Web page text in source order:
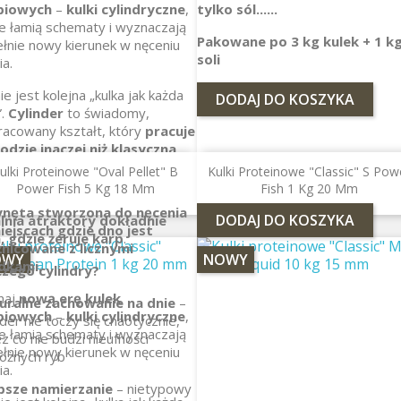
– kulki cylindryczne,
łamią schematy i wyznaczają
nowy kierunek w nęceniu
jest kolejna „kulka jak każda
Cylinder to świadomy,
kształt, który pracuje
inaczej niż klasyczna
. Dzięki większej powierzchni
z dnem wolniej się przetacza,
leży w łowisku i
atraktory dokładnie
gdzie żeruje karp.
cylindry?
zachowanie na dnie –
nie toczy się chaotycznie,
co nie budzi nieufności
ryb
namierzanie – nietypowy
tylko sól......
Pakowane po 3 kg kulek + 1
soli
DODAJ DO KOSZYKA
Proteinowe "Oval Pellet" B
Power Fish 5 Kg 18 Mm
stworzona do nęcenia
gdzie dno jest
z licznymi
nową erę kulek
–kulki cylindryczne,
łamią schematy i wyznaczają
nowy kierunek w nęceniu
Kulki Proteinowe "Classic" S
Fish 1 Kg 20 Mm
DODAJ DO KOSZYKA
NOWY